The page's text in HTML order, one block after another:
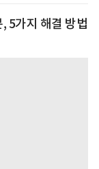
5가지 해결 방법